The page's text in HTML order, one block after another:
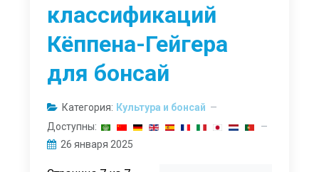
классификаций
Кёппена-Гейгера
для бонсай
Категория: Культура и бонсай
Доступны:
26 января 2025